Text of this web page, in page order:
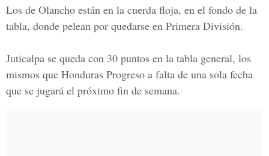
Los de Olancho están en la cuerda floja, en el fondo de la
tabla, donde pelean por quedarse en Primera División.
Juticalpa se queda con 30 puntos en la tabla general, los
mismos que Honduras Progreso a falta de una sola fecha
que se jugará el próximo fin de semana.